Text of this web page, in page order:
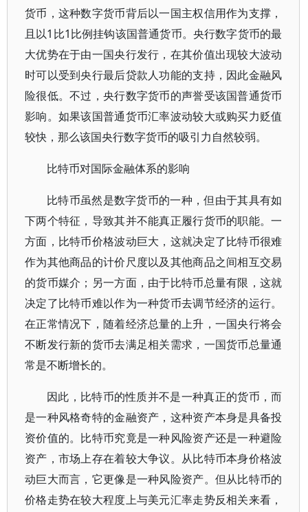
货币，这种数字货币背后以一国主权信用作为支撑，
且以1比1比例挂钩该国普通货币。央行数字货币的最
大优势在于由一国央行发行，在其价值出现较大波动
时可以受到央行最后贷款人功能的支持，因此金融风
险很低。不过，央行数字货币的声誉受该国普通货币
影响。如果该国普通货币汇率波动较大或购买力贬值
较快，那么该国央行数字货币的吸引力自然较弱。
比特币对国际金融体系的影响
比特币虽然是数字货币的一种，但由于其具有如
下两个特征，导致其并不能真正履行货币的职能。一
方面，比特币价格波动巨大，这就决定了比特币很难
作为其他商品的计价尺度以及其他商品之间相互交易
的货币媒介；另一方面，由于比特币总量有限，这就
决定了比特币难以作为一种货币去调节经济的运行。
在正常情况下，随着经济总量的上升，一国央行将会
不断发行新的货币去满足相关需求，一国货币总量通
常是不断增长的。
因此，比特币的性质并不是一种真正的货币，而
是一种风格奇特的金融资产，这种资产本身是具备投
资价值的。比特币究竟是一种风险资产还是一种避险
资产，市场上存在着较大争议。从比特币本身价格波
动巨大而言，它更像是一种风险资产。但从比特币的
价格走势在较大程度上与美元汇率走势反相关来看，